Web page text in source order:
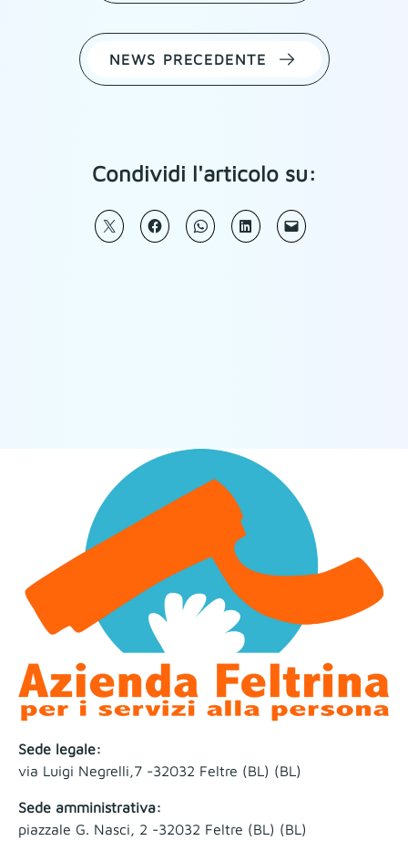
NEWS PRECEDENTE
Condividi l'articolo su:
Sede legale:
via Luigi Negrelli,7 -32032 Feltre (BL) (BL)
Sede amministrativa:
piazzale G. Nasci, 2 -32032 Feltre (BL) (BL)